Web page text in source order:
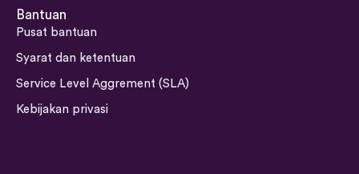
s
t
a
r
a
k
e
i
n
b
o
b
e
Bantuan
Pusat bantuan
Syarat dan ketentuan
Service Level Aggrement (SLA)
Kebijakan privasi